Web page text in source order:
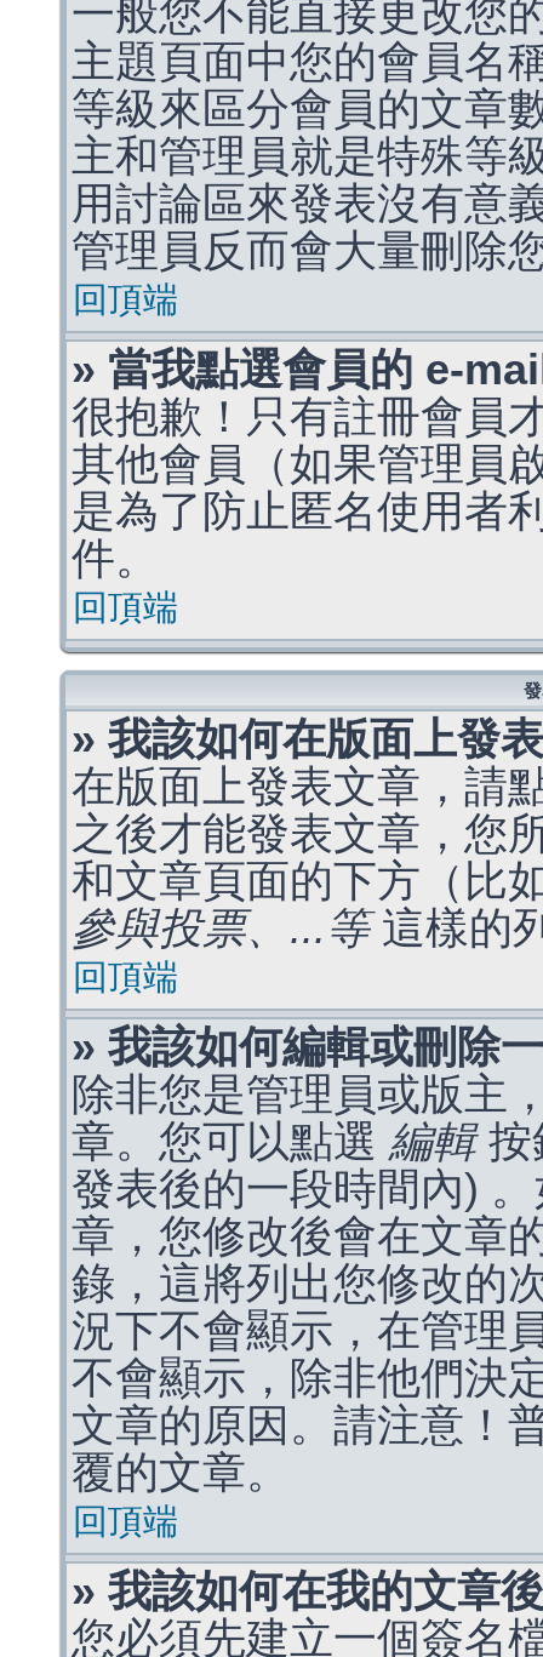
一般您不能直接更改您
主題頁面中您的會員名
等級來區分會員的文章
主和管理員就是特殊等
用討論區來發表沒有意
管理員反而會大量刪除
回頂端
» 當我點選會員的 e-
很抱歉！只有註冊會員
其他會員（如果管理員
是為了防止匿名使用者
件。
回頂端
» 我該如何在版面上發
在版面上發表文章，請
之後才能發表文章，您
和文章頁面的下方（比
參與投票、...等這樣的
回頂端
» 我該如何編輯或刪除
除非您是管理員或版主
章。您可以點選 編輯按
發表後的一段時間內)
章，您修改後會在文章
錄，這將列出您修改的
況下不會顯示，在管理
不會顯示，除非他們決
文章的原因。請注意！
覆的文章。
回頂端
» 我該如何在我的文章
您必須先建立一個簽名